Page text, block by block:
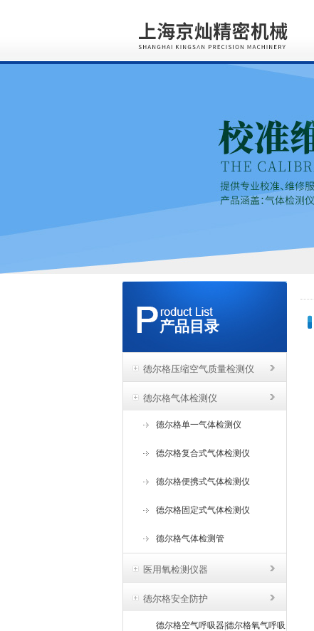
产品目录
德尔格压缩空气质量检测仪
德尔格气体检测仪
德尔格单一气体检测仪
德尔格复合式气体检测仪
德尔格便携式气体检测仪
德尔格固定式气体检测仪
德尔格气体检测管
医用氧检测仪器
德尔格安全防护
德尔格空气呼吸器|德尔格氧气呼吸